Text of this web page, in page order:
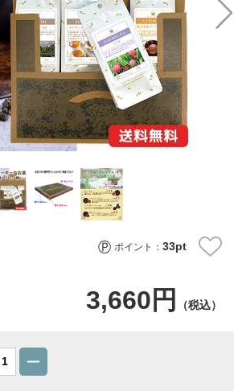
ポイント：33pt
3,660円 （税込）